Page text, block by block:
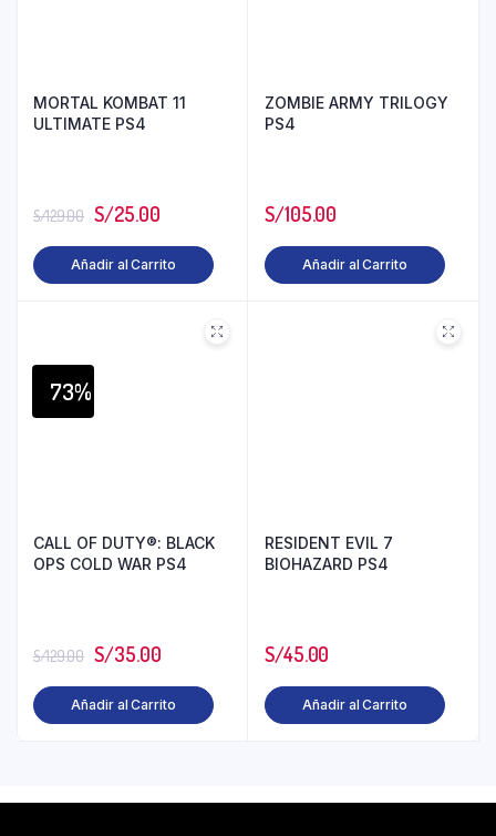
MORTAL KOMBAT 11
ULTIMATE PS4
S/129.00 S/25.00
Añadir al Carrito
ZOMBIE ARMY TRILOGY
PS4
S/105.00
Añadir al Carrito
73%
CALL OF DUTY®: BLACK
OPS COLD WAR PS4
S/129.00 S/35.00
Añadir al Carrito
RESIDENT EVIL 7
BIOHAZARD PS4
S/45.00
Añadir al Carrito